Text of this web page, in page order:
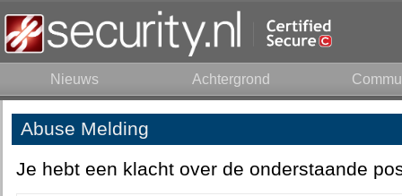
Nieuws Achtergrond
Abuse Melding
Je hebt een klacht over de onderstaande